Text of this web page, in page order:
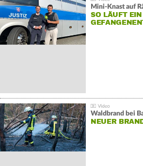
Mini-Knast auf
SO LÄUFT EIN
Waldbrand bei
NEUER